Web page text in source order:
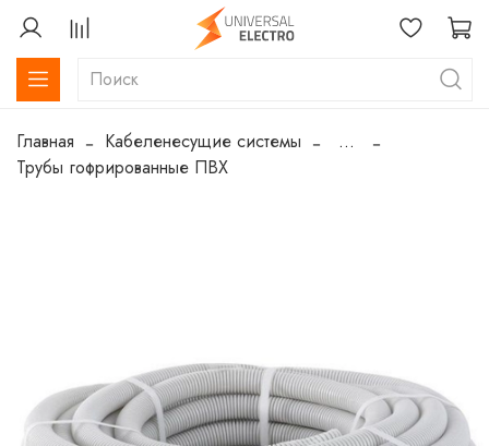
Главная Кабеленесущие системы
...
Трубы гофрированные ПВХ